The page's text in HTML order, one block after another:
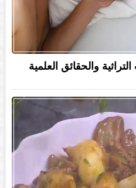
والحقائق العلمية